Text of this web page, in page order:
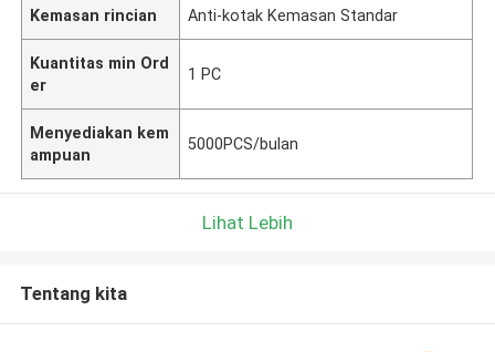
Kemasan rincian Anti-kotak Kemasan Standar
Kuantitas min Ord
er
1 PC
Menyediakan kem
ampuan
5000PCS/bulan
Lihat Lebih
Tentang kita